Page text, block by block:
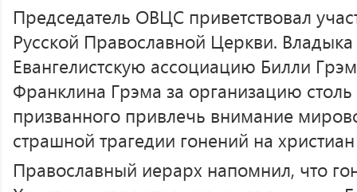
Председатель ОВЦС приветствовал
Русской Православной Церкви.
Евангелистскую ассоциацию Билли
Франклина Грэма за организацию
призванного привлечь внимание
страшной трагедии гонений на
Православный иерарх напомнил, что